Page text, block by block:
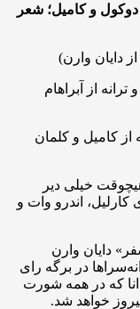
دوکول و کامیل؛ شعر
دایان وارن)
از آبراهام
از کامیل و کلمان
خیلی دیر
اندرو وات و
دایان وارن
در برگه رای
که در همه شورت
خواهد شد.